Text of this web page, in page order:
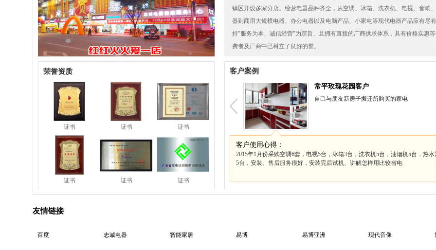
好，满意满意，洗的
又快又干净
评论：
不仅美观吸立还特别
棒，这个价挺实惠，
服务也好，赞...
非常感谢店家的小礼
品，产品质量比我想
象的要好，惊...
天干硕士三顶替
评论：
音质不错,而且是携
带式的,不错
康拜恩BC-95小冰箱
荣誉资质
证书 证书 证书
证书 证书 证书
镇区开设多家分店。经营电器品种齐全，从空调、冰箱、洗衣机、电视、音响
器到商用大规模电器、办公电器以及电脑产品、小家电等现代电器产品应有尽
持"服务为本、诚信经营"为宗旨、且拥有直接的厂商供求体系，具有价格实惠
费者及厂商中已树立了良好的誉。
客户案例
东莞市旭和电子有限公司
东莞横沥旭和电器制品厂位于横沥镇西城科技
客户使用心得：
2014年在志诚电器采购了一批空调，1-5P挂机、柜机、天花机，安装、售后
空调也一直没有问题。
友情链接
百度 志诚电器 智能家居 易博 易博亚洲 现代音像